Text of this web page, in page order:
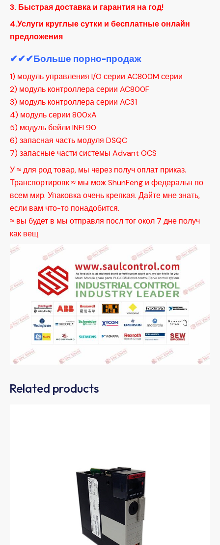
3. Быстрая доставка и гарантия на год!
4.Услуги круглые сутки и бесплатные онлайн
предложения
✔✔✔Больше порно-продаж
1) модуль управления I/O серии AC800M серии
2) модуль контроллера серии AC800F
3) модуль контроллера серии AC31
4) модуль серии 800xA
5) модуль бейли INFI 90
6) запасная часть модуля DSQC
7) запасные части системы Advant OCS
У ≈ для род товар, мы через получ оплат приказ.
Транспортировк ≈ мы мож ShunFeng и федеральн по
всем мир. Упаковка очень крепкая. Дайте мне знать,
если вам что-то понадобится.
≈ вы будет в мы отправля посл тог окол 7 дне получ
как вещ
Related products